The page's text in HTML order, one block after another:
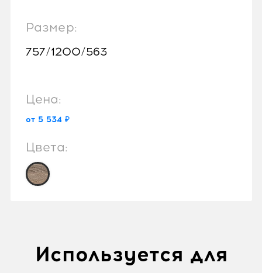
Размер:
757/1200/563
Цена:
от 5 534 ₽
Цвета:
Используется для